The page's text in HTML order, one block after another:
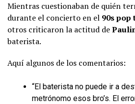
Mientras cuestionaban de quién
durante el concierto en el 90s pop
otros criticaron la actitud de
baterista.
Aquí algunos de los comentarios:
“El baterista no puede ir a
metrónomo esos bro’s. El